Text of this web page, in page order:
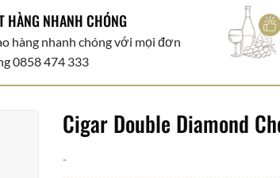
HÀNG NHANH CHÓNG
hàng nhanh chóng với mọi đơn
0858 474 333
Cigar Double Diamond
-